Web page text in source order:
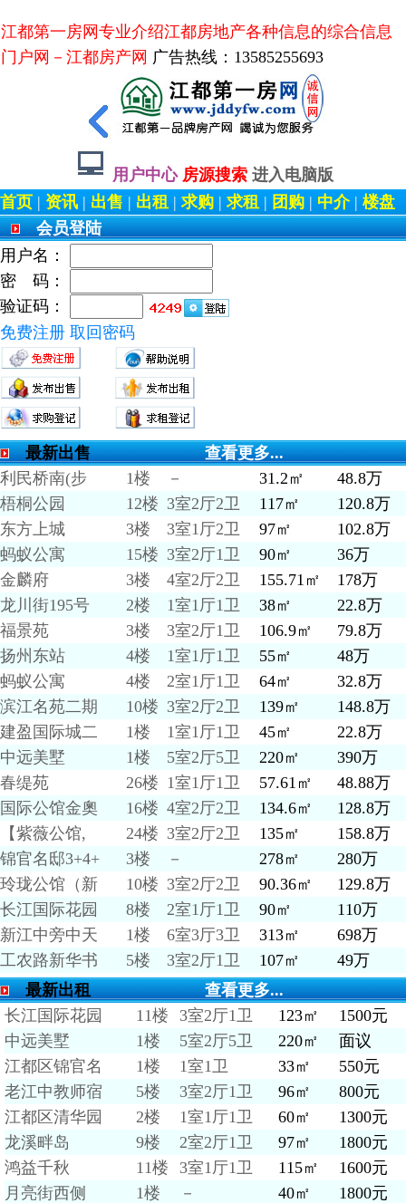
江都第一房网专业介绍江都房地产各种信息的综合信息
门户网－江都房产网 广告热线：13585255693
用户中心 房源搜索 进入电脑版
首页 | 资讯 | 出售 | 出租|求购 |求租| 团购 | 中介| 楼盘
会员登陆
用户名：
密 码：
验证码：
免费注册 取回密码
最新出售
查看更多...
利民桥南(步
1楼 － 31.2㎡
48.8万
梧桐公园
12楼 3室2厅2卫 117㎡
120.8万
东方上城
3楼 3室1厅2卫 97㎡
102.8万
蚂蚁公寓
15楼 3室2厅1卫 90㎡
36万
金麟府
3楼 4室2厅2卫 155.71㎡
178万
龙川街195号
2楼 1室1厅1卫 38㎡
22.8万
福景苑
3楼 3室2厅1卫 106.9㎡
79.8万
扬州东站
4楼 1室1厅1卫 55㎡
48万
蚂蚁公寓
4楼 2室1厅1卫 64㎡
32.8万
滨江名苑二期
10楼 3室2厅2卫 139㎡
148.8万
建盈国际城二
1楼 1室1厅1卫 45㎡
22.8万
中远美墅
1楼 5室2厅5卫 220㎡
390万
春缇苑
26楼 1室1厅1卫 57.61㎡
48.88万
国际公馆金奧
16楼 4室2厅2卫 134.6㎡
128.8万
【紫薇公馆,
24楼 3室2厅2卫 135㎡
158.8万
锦官名邸3+4+
3楼 － 278㎡
280万
玲珑公馆（新
10楼 3室2厅2卫 90.36㎡
129.8万
长江国际花园
8楼 2室1厅1卫 90㎡
110万
新江中旁中天
1楼 6室3厅3卫 313㎡
698万
工农路新华书
5楼 3室2厅1卫 107㎡
49万
最新出租
查看更多...
长江国际花园
11楼 3室2厅1卫 123㎡
1500元
中远美墅
1楼 5室2厅5卫 220㎡
面议
江都区锦官名
1楼 1室1卫 33㎡
550元
老江中教师宿
5楼 3室2厅1卫 96㎡
800元
江都区清华园
2楼 1室1厅1卫 60㎡
1300元
龙溪畔岛
9楼 2室2厅1卫 97㎡
1800元
鸿益千秋
11楼 3室1厅1卫 115㎡
1600元
月亮街西侧
1楼 － 40㎡
1800元